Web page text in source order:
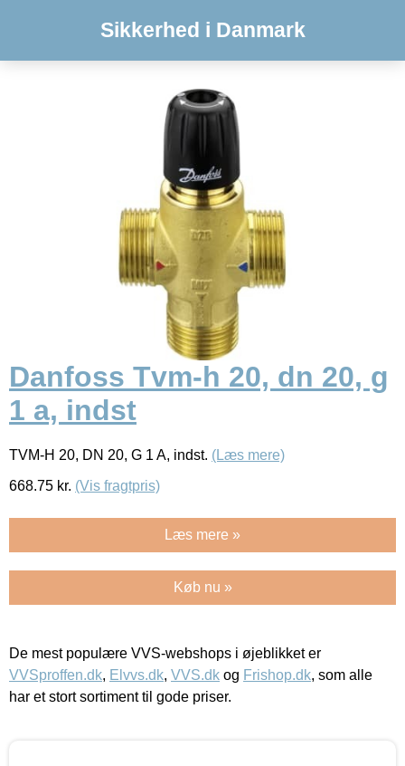
Sikkerhed i Danmark
Danfoss Tvm-h 20, dn 20, g
1 a, indst
TVM-H 20, DN 20, G 1 A, indst. (Læs mere)
668.75 kr. (Vis fragtpris)
Læs mere »
Køb nu »
De mest populære VVS-webshops i øjeblikket er
VVSproffen.dk, Elvvs.dk, VVS.dk og Frishop.dk, som alle
har et stort sortiment til gode priser.